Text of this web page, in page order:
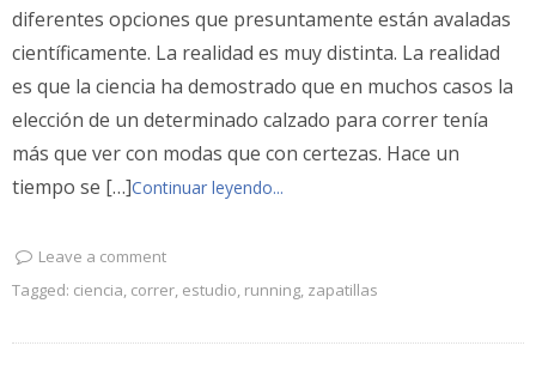
diferentes opciones que presuntamente están avaladas
científicamente. La realidad es muy distinta. La realidad
es que la ciencia ha demostrado que en muchos casos la
elección de un determinado calzado para correr tenía
más que ver con modas que con certezas. Hace un
tiempo se […]Continuar leyendo...
Leave a comment
Tagged: ciencia, correr, estudio, running, zapatillas